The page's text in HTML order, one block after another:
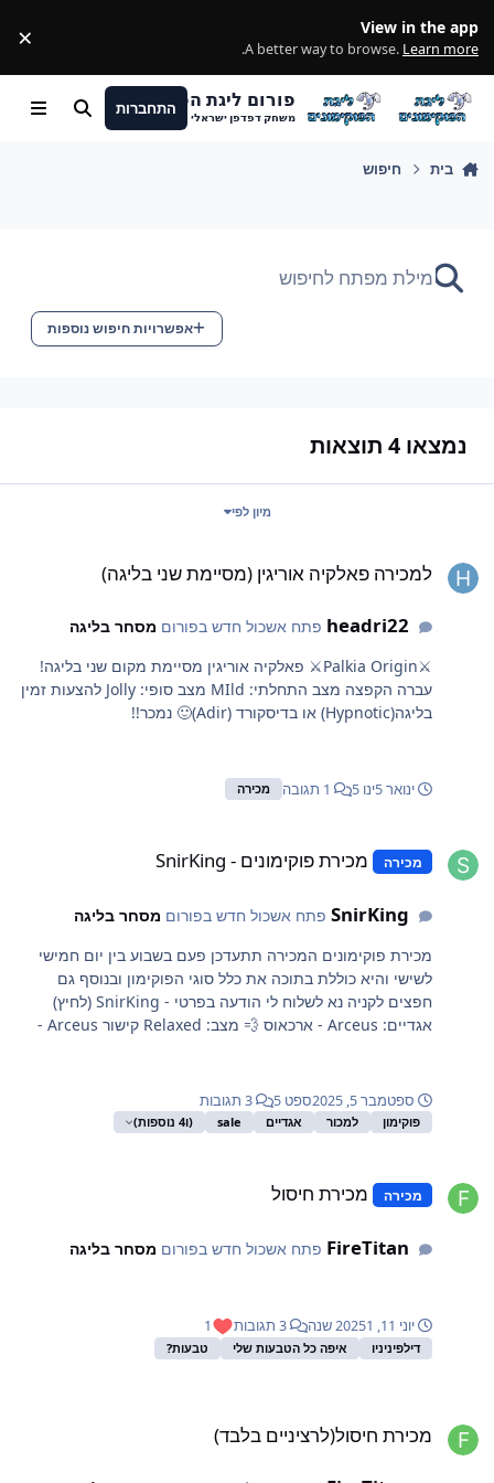
View in the app
A better way to browse. Learn more
.
×
פורום ליגת הפוקימונים
משחק דפדפן ישראלי
התחברות חיפוש Menu
בית חיפוש
אפשרויות חיפוש נוספות
נמצאו 4 תוצאות
מיון לפי
למכירה פאלקיה אוריגין (מסיימת שני בליגה)
headri22 פתח אשכול חדש בפורום מסחר בליגה
⚔️Palkia Origin⚔️ פאלקיה אוריגין מסיימת מקום שני בליגה!
עברה הקפצה מצב התחלתי: MIld מצב סופי: Jolly להצעות זמין
בליגה(Hypnotic) או בדיסקורד (Adir)🙂 נמכר!!
ינואר 5 ינו 5 מכירה
מכירה מכירת פוקימונים - SnirKing
SnirKingפתח אשכול חדש בפורום מסחר בליגה
מכירת פוקימונים המכירה תתעדכן פעם בשבוע בין יום חמישי
לשישי והיא כוללת בתוכה את כלל סוגי הפוקימון ובנוסף גם
חפצים לקניה נא לשלוח לי הודעה בפרטי - SnirKing (לחיץ)
אגדיים: Arceus - ארכאוס 💨 מצב: Relaxed קישור Arceus -
ספטמבר 5, 2025 ספט 5
פוקימון למכור אגדיים sale (ו4 נוספות)
מכירה מכירת חיסול
FireTitan פתח אשכול חדש בפורום מסחר בליגה
יוני 11, 2025 1 שנה 1
דילפיניניו איפה כל הטבעות שלי טבעות?
מכירת חיסול(לרציניים בלבד)